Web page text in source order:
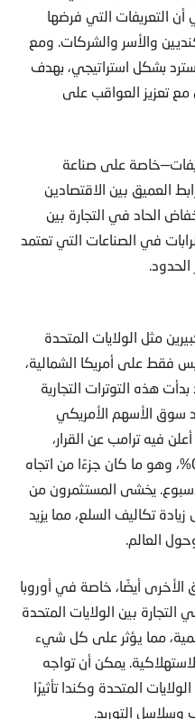
أن التعريفات التي فرضها
والأسر والشركات. ومع
سترد بشكل استراتيجي، بهدف
مع تعزيز العواقب على
على صناعة
العميق بين الاقتصادين
الحاد في التجارة بين
في الصناعات التي تعتمد
مثل الولايات المتحدة
فقط على أمريكا الشمالية،
هذه التوترات التجارية
سوق الأسهم الأمريكي
فيه ترامب عن القرار،
انخفض مؤشر S&P 500 بنسبة 0.5%، وهو ما كان جزءًا من اتجاه
يخشى المستثمرون من
تكاليف السلع، مما يزيد
العالم.
الأخرى أيضًا، خاصة في أوروبا
بين الولايات المتحدة
مما يؤثر على كل شيء
يمكن أن تواجه
المتحدة وكندا تأثيرًا
وسلاسل التوريد.